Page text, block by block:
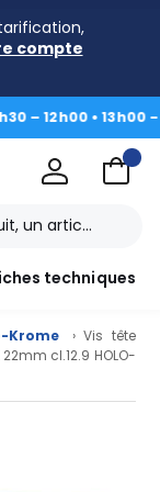
compte
• 13h00 -
techniques
Krome
› Vis tête
cl.12.9 HOLO-